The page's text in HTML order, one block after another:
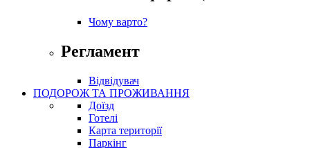
Чому варто?
Регламент
Відвідувач
ПОДОРОЖ ТА ПРОЖИВАННЯ
Доїзд
Готелі
Карта території
Паркінг